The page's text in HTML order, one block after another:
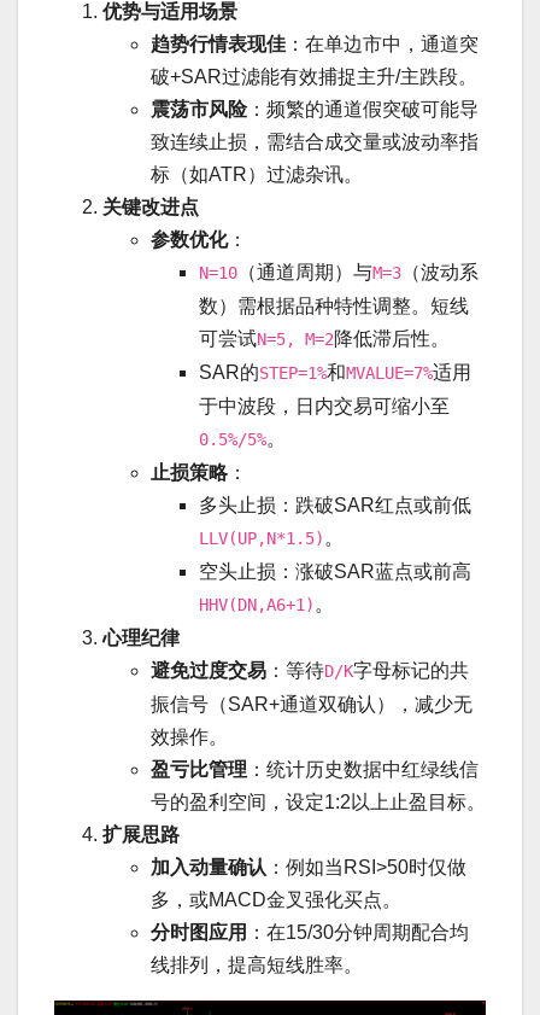
优势与适用场景
趋势行情表现佳 ：在单边市中，通道突
破+SAR过滤能有效捕捉主升/主跌段。
震荡市风险：频繁的通道假突破可能导
致连续止损，需结合成交量或波动率指
标（如ATR）过滤杂讯。
关键改进点
参数优化：
N=10 （通道周期）与M=3 （波动系
数）需根据品种特性调整。短线
可尝试N=5, M=2降低滞后性。
SAR的STEP=1%和MVALUE=7%适用
于中波段，日内交易可缩小至
0.5%/5%。
止损策略：
多头止损：跌破SAR红点或前低
LLV(UP,N*1.5) 。
空头止损：涨破SAR蓝点或前高
HHV(DN,A6+1) 。
心理纪律
避免过度交易 ：等待D/K字母标记的共
振信号（SAR+通道双确认），减少无
效操作。
盈亏比管理 ：统计历史数据中红绿线信
号的盈利空间，设定1:2以上止盈目标。
扩展思路
加入动量确认 ：例如当RSI>50时仅做
多，或MACD金叉强化买点。
分时图应用 ：在15/30分钟周期配合均
线排列，提高短线胜率。